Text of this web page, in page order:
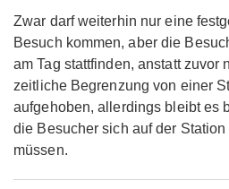
Zwar darf weiterhin nur eine
Besuch kommen, aber die
am Tag stattfinden, anstatt zuvor
zeitliche Begrenzung von einer
aufgehoben, allerdings bleibt es
die Besucher sich auf der
müssen.